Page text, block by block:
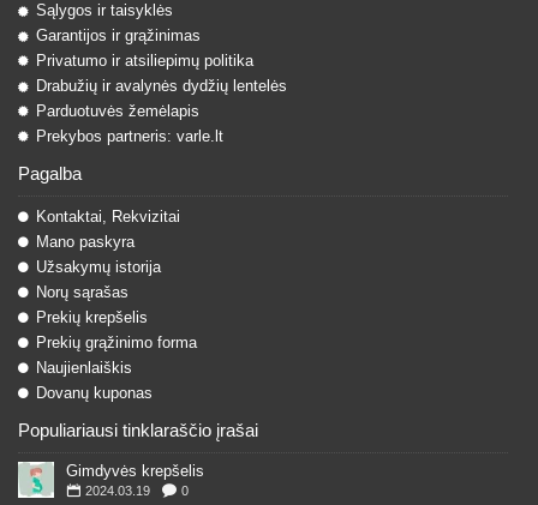
Sąlygos ir taisyklės
Garantijos ir grąžinimas
Privatumo ir atsiliepimų politika
Drabužių ir avalynės dydžių lentelės
Parduotuvės žemėlapis
Prekybos partneris: varle.lt
Pagalba
Kontaktai, Rekvizitai
Mano paskyra
Užsakymų istorija
Norų sąrašas
Prekių krepšelis
Prekių grąžinimo forma
Naujienlaiškis
Dovanų kuponas
Populiariausi tinklaraščio įrašai
Gimdyvės krepšelis
2024.03.19 0